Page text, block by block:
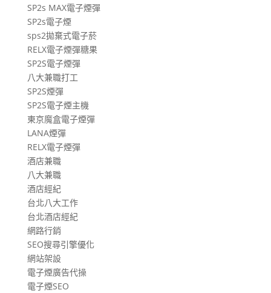
SP2s MAX電子煙彈
SP2s電子煙
sps2拋棄式電子菸
RELX電子煙彈糖果
SP2S電子煙彈
八大兼職打工
SP2S煙彈
SP2S電子煙主機
東京魔盒電子煙彈
LANA煙彈
RELX電子煙彈
酒店兼職
八大兼職
酒店經紀
台北八大工作
台北酒店經紀
網路行銷
SEO搜尋引擎優化
網站架設
電子煙廣告代操
電子煙SEO